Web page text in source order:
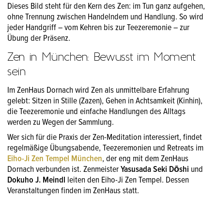
Dieses Bild steht für den Kern des Zen: im Tun ganz aufgehen,
ohne Trennung zwischen Handelndem und Handlung. So wird
jeder Handgriff – vom Kehren bis zur Teezeremonie – zur
Übung der Präsenz.
Zen in München: Bewusst im Moment
sein
Im ZenHaus Dornach wird Zen als unmittelbare Erfahrung
gelebt: Sitzen in Stille (Zazen), Gehen in Achtsamkeit (Kinhin),
die Teezeremonie und einfache Handlungen des Alltags
werden zu Wegen der Sammlung.
Wer sich für die Praxis der Zen-Meditation interessiert, findet
regelmäßige Übungsabende, Teezeremonien und Retreats im
Eiho-Ji Zen Tempel München, der eng mit dem ZenHaus
Dornach verbunden ist. ZenmeisterYasusada Seki Dōshi und
Dokuho J. Meindl leiten den Eiho-Ji Zen Tempel. Dessen
Veranstaltungen finden im ZenHaus statt.